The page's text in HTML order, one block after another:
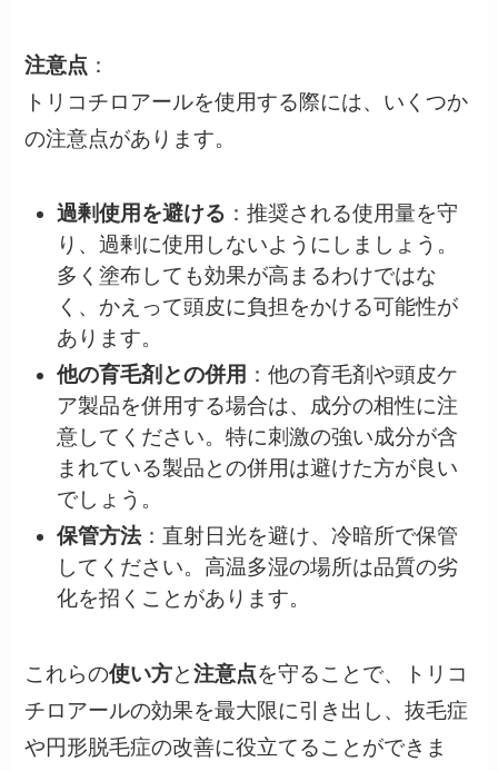
注意点 ：
トリコチロアールを使用する際には、いくつか
の注意点があります。
過剰使用を避ける ：推奨される使用量を守
り、過剰に使用しないようにしましょう。
多く塗布しても効果が高まるわけではな
く、かえって頭皮に負担をかける可能性が
あります。
他の育毛剤との併用 ：他の育毛剤や頭皮ケ
ア製品を併用する場合は、成分の相性に注
意してください。特に刺激の強い成分が含
まれている製品との併用は避けた方が良い
でしょう。
保管方法：直射日光を避け、冷暗所で保管
してください。高温多湿の場所は品質の劣
化を招くことがあります。
これらの使い方と注意点を守ることで、トリコ
チロアールの効果を最大限に引き出し、抜毛症
や円形脱毛症の改善に役立てることができま